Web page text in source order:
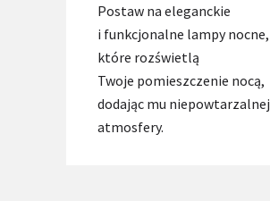
Postaw na eleganckie
i funkcjonalne lampy nocne,
które rozświetlą
Twoje pomieszczenie nocą,
dodając mu niepowtarzalnej
atmosfery.